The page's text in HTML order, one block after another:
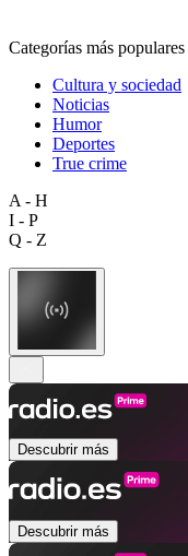
Categorías más populares
Cultura y sociedad
Noticias
Humor
Deportes
True crime
A - H
I - P
Q - Z
Descubrir más
Descubrir más